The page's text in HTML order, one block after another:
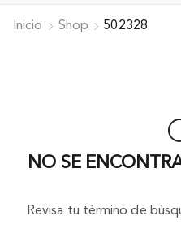
Inicio Shop 502328
NO SE
Revisa tu término de